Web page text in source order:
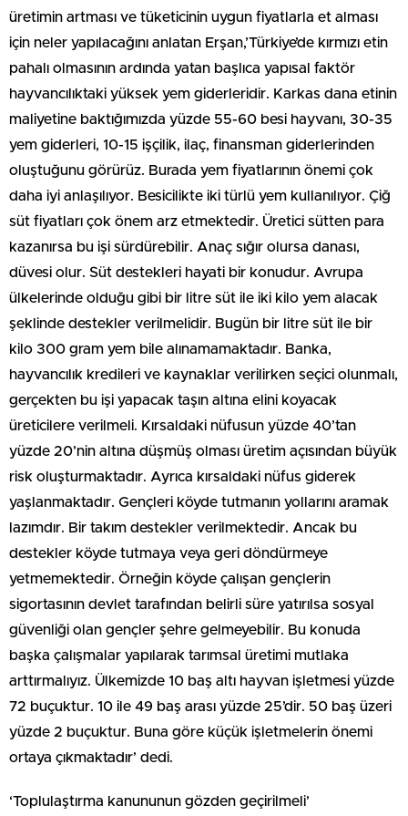
üretimin artması ve tüketicinin uygun fiyatlarla et alması
için neler yapılacağını anlatan Erşan,’Türkiye’de kırmızı etin
pahalı olmasının ardında yatan başlıca yapısal faktör
hayvancılıktaki yüksek yem giderleridir. Karkas dana etinin
maliyetine baktığımızda yüzde 55-60 besi hayvanı, 30-35
yem giderleri, 10-15 işçilik, ilaç, finansman giderlerinden
oluştuğunu görürüz. Burada yem fiyatlarının önemi çok
daha iyi anlaşılıyor. Besicilikte iki türlü yem kullanılıyor. Çiğ
süt fiyatları çok önem arz etmektedir. Üretici sütten para
kazanırsa bu işi sürdürebilir. Anaç sığır olursa danası,
düvesi olur. Süt destekleri hayati bir konudur. Avrupa
ülkelerinde olduğu gibi bir litre süt ile iki kilo yem alacak
şeklinde destekler verilmelidir. Bugün bir litre süt ile bir
kilo 300 gram yem bile alınamamaktadır. Banka,
hayvancılık kredileri ve kaynaklar verilirken seçici olunmalı,
gerçekten bu işi yapacak taşın altına elini koyacak
üreticilere verilmeli. Kırsaldaki nüfusun yüzde 40’tan
yüzde 20’nin altına düşmüş olması üretim açısından büyük
risk oluşturmaktadır. Ayrıca kırsaldaki nüfus giderek
yaşlanmaktadır. Gençleri köyde tutmanın yollarını aramak
lazımdır. Bir takım destekler verilmektedir. Ancak bu
destekler köyde tutmaya veya geri döndürmeye
yetmemektedir. Örneğin köyde çalışan gençlerin
sigortasının devlet tarafından belirli süre yatırılsa sosyal
güvenliği olan gençler şehre gelmeyebilir. Bu konuda
başka çalışmalar yapılarak tarımsal üretimi mutlaka
arttırmalıyız. Ülkemizde 10 baş altı hayvan işletmesi yüzde
72 buçuktur. 10 ile 49 baş arası yüzde 25’dir. 50 baş üzeri
yüzde 2 buçuktur. Buna göre küçük işletmelerin önemi
ortaya çıkmaktadır’ dedi.
‘Toplulaştırma kanununun gözden geçirilmeli’